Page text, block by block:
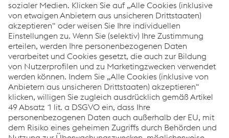
T.+43/50304/15-6300
E-Mail senden
Datenschutzinformation für Teilnehmer der
Mitarbeiterbeteiligung PDF | 21 KB
Grundsätze der Mitarbeiterbeteiligung